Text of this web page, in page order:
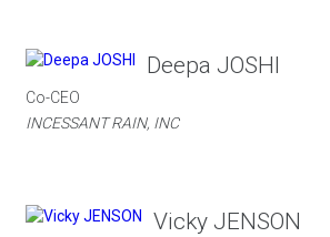
Deepa JOSHI
Co-CEO
INCESSANT RAIN, INC
Vicky JENSON